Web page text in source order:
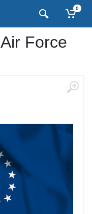
0
Force